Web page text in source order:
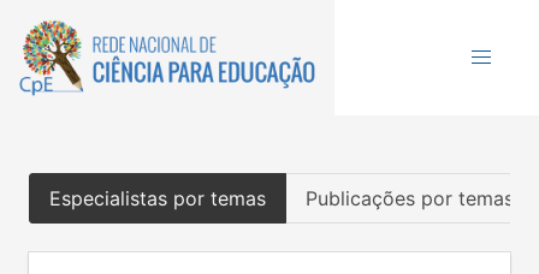
Especialistas por temas Publicações por temas